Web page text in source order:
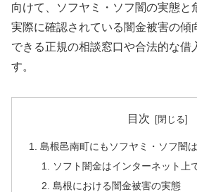
向けて、ソフヤミ・ソフ闇の実態と
実際に確認されている闇金被害の傾
できる正規の相談窓口や合法的な借
す。
目次
島根邑南町にもソフヤミ・ソフ闇
ソフト闇金はインターネット上
島根における闇金被害の実態